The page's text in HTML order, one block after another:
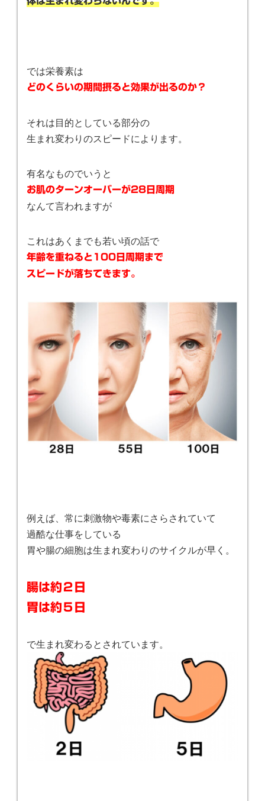
では栄養素は
どのくらいの期間摂ると効果が出るのか？
それは目的としている部分の
生まれ変わりのスピードによります。
有名なものでいうと
お肌のターンオーバーが28日周期
なんて言われますが
これはあくまでも若い頃の話で
年齢を重ねると100日周期まで
スピードが落ちてきます。
例えば、常に刺激物や毒素にさらされていて
過酷な仕事をしている
胃や腸の細胞は生まれ変わりのサイクルが早く。
腸は約２日
胃は約５日
で生まれ変わるとされています。